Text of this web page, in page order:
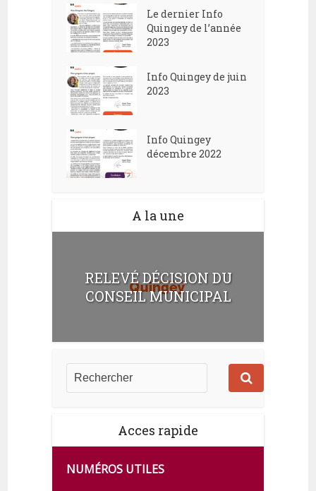
Le dernier Info
Quingey de l’année
2023
Info Quingey de juin
2023
Info Quingey
décembre 2022
A la une
RELEVÉ DÉCISION DU
CONSEIL MUNICIPAL
Acces rapide
NUMÉROS UTILES